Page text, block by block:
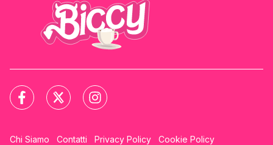
Chi Siamo Contatti Privacy Policy
Cookie Policy